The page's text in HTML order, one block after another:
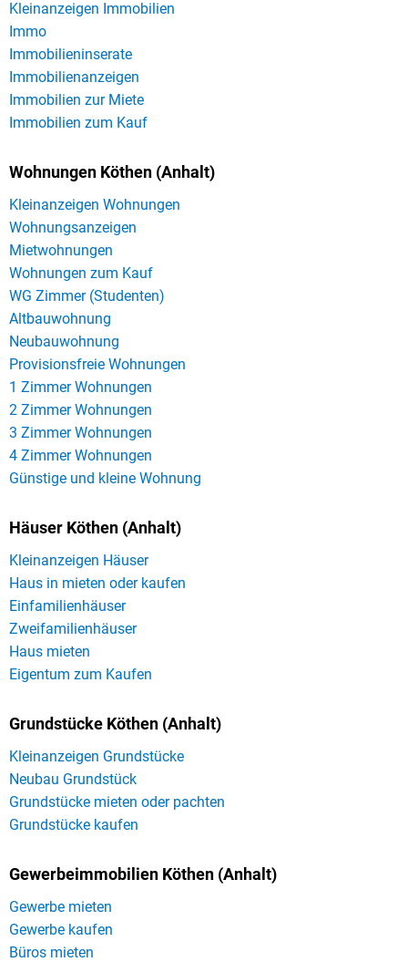
Kleinanzeigen Immobilien
Immo
Immobilieninserate
Immobilienanzeigen
Immobilien zur Miete
Immobilien zum Kauf
Wohnungen Köthen (Anhalt)
Kleinanzeigen Wohnungen
Wohnungsanzeigen
Mietwohnungen
Wohnungen zum Kauf
WG Zimmer (Studenten)
Altbauwohnung
Neubauwohnung
Provisionsfreie Wohnungen
1 Zimmer Wohnungen
2 Zimmer Wohnungen
3 Zimmer Wohnungen
4 Zimmer Wohnungen
Günstige und kleine Wohnung
Häuser Köthen (Anhalt)
Kleinanzeigen Häuser
Haus in mieten oder kaufen
Einfamilienhäuser
Zweifamilienhäuser
Haus mieten
Eigentum zum Kaufen
Grundstücke Köthen (Anhalt)
Kleinanzeigen Grundstücke
Neubau Grundstück
Grundstücke mieten oder pachten
Grundstücke kaufen
Gewerbeimmobilien Köthen (Anhalt)
Gewerbe mieten
Gewerbe kaufen
Büros mieten